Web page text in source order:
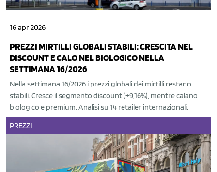
16 apr 2026
PREZZI MIRTILLI GLOBALI STABILI: CRESCITA NEL
DISCOUNT E CALO NEL BIOLOGICO NELLA
SETTIMANA 16/2026
Nella settimana 16/2026 i prezzi globali dei mirtilli restano
stabili. Cresce il segmento discount (+9,16%), mentre calano
biologico e premium. Analisi su 14 retailer internazionali.
PREZZI